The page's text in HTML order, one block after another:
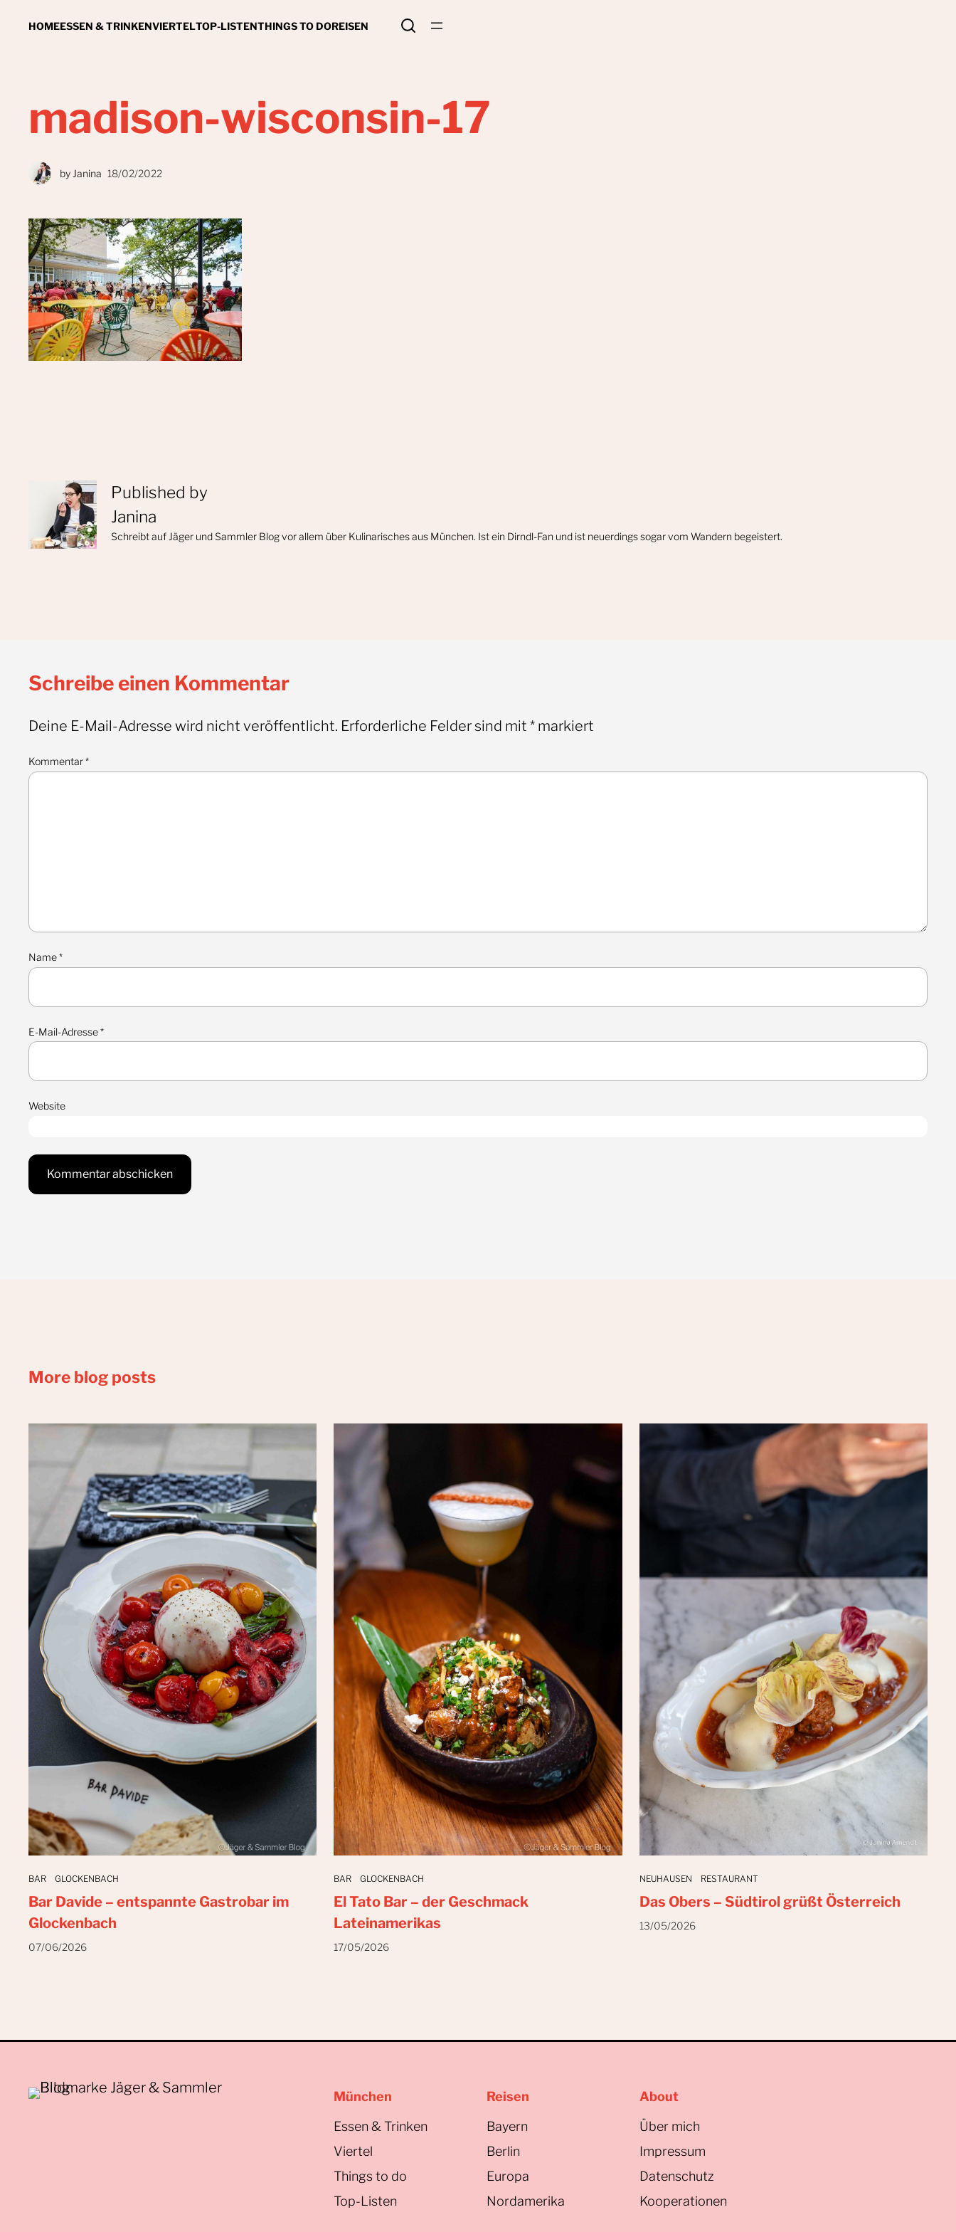
HOMEESSEN & TRINKENVIERTELTOP-LISTENTHINGS TO DOREISEN
madison-wisconsin-17
by Janina 18/02/2022
Published by
Janina
Schreibt auf Jäger und Sammler Blog vor allem über Kulinarisches aus München. Ist ein Dirndl-Fan und ist neuerdings sogar vom Wandern begeistert.
Schreibe einen Kommentar
Deine E-Mail-Adresse wird nicht veröffentlicht. Erforderliche Felder sind mit * markiert
Kommentar*
Name*
E-Mail-Adresse*
Website
More blog posts
BAR GLOCKENBACH
Bar Davide – entspannte Gastrobar im
Glockenbach
07/06/2026
BAR GLOCKENBACH
El Tato Bar – der Geschmack
Lateinamerikas
17/05/2026
NEUHAUSEN RESTAURANT
Das Obers – Südtirol grüßt Österreich
13/05/2026
München
Essen & Trinken
Viertel
Things to do
Top-Listen
Reisen
Bayern
Berlin
Europa
Nordamerika
About
Über mich
Impressum
Datenschutz
Kooperationen